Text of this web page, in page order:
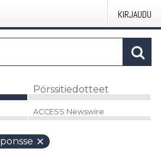
KIRJAUDU
Pörssitiedotteet
ACCESS Newswire
ponsse